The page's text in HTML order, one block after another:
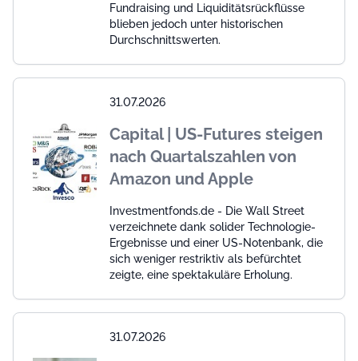
Fundraising und Liquiditätsrückflüsse
blieben jedoch unter historischen
Durchschnittswerten.
31.07.2026
Capital | US-Futures steigen
nach Quartalszahlen von
Amazon und Apple
Investmentfonds.de - Die Wall Street
verzeichnete dank solider Technologie-
Ergebnisse und einer US-Notenbank, die
sich weniger restriktiv als befürchtet
zeigte, eine spektakuläre Erholung.
31.07.2026